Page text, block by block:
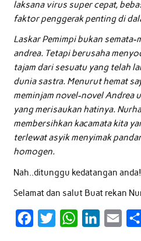
laksana virus super cepat,
faktor penggerak penting di
Laskar Pemimpi bukan
andrea. Tetapi berusaha
tajam dari sesuatu yang telah
dunia sastra. Menurut hemat
meminjam novel-novel Andrea
yang merisaukan hatinya.
membersihkan kacamata kita
terlewat asyik menyimak
homogen.
Nah..ditunggu kedatangan anda!
Selamat dan salut Buat rekan
W